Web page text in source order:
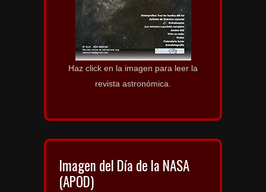
Haz click en la imagen para leer la
revista astronómica.
Imagen del Día de la NASA
(APOD)